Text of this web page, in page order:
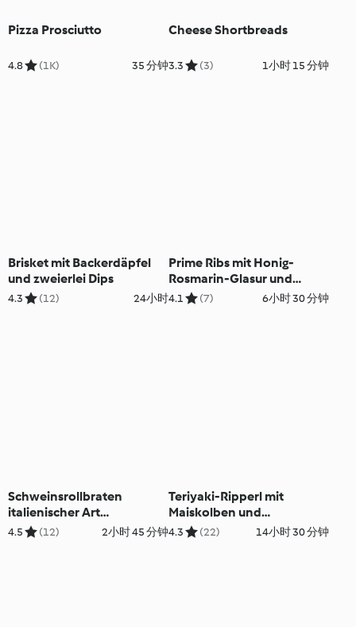
Pizza Prosciutto
4.8 (1K) 35 分钟
Cheese Shortbreads
3.3 (3) 1小时 15 分钟
Brisket mit Backerdäpfel
und zweierlei Dips
4.3 (12) 24小时
Prime Ribs mit Honig-
Rosmarin-Glasur und
Erdäpfelgratin
4.1 (7) 6小时 30 分钟
Schweinsrollbraten
italienischer Art
(Porchetta) mit
4.5 (12) 2小时 45 分钟
Teriyaki-Ripperl mit
Maiskolben und
Farmersalat
4.3 (22) 14小时 30 分钟